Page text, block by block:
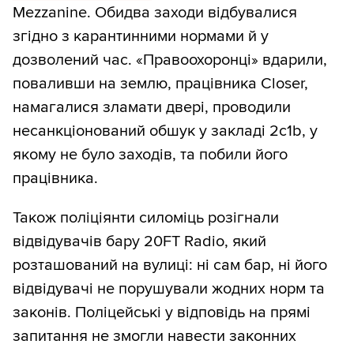
Mezzanine. Обидва заходи відбувалися
згідно з карантинними нормами й у
дозволений час. «Правоохоронці» вдарили,
поваливши на землю, працівника Closer,
намагалися зламати двері, проводили
несанкціонований обшук у закладі 2c1b, у
якому не було заходів, та побили його
працівника.
Також поліціянти силоміць розігнали
відвідувачів бару 20FT Radio, який
розташований на вулиці: ні сам бар, ні його
відвідувачі не порушували жодних норм та
законів. Поліцейські у відповідь на прямі
запитання не змогли навести законних